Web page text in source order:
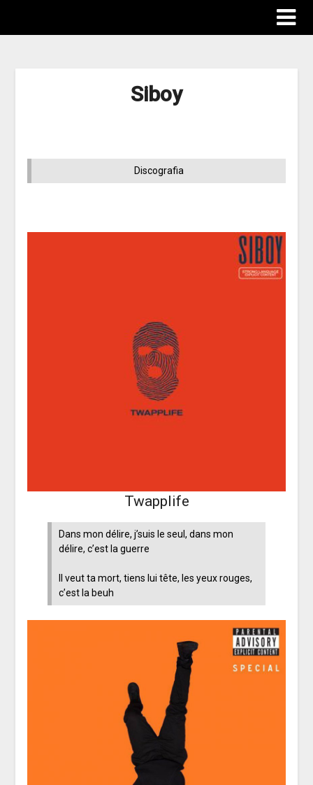
Siboy
Discografia
Twapplife
Dans mon délire, j’suis le seul, dans mon
délire, c’est la guerre
Il veut ta mort, tiens lui tête, les yeux rouges,
c’est la beuh